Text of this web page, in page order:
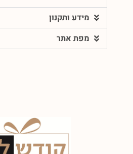
מידע ותקנון
מפת אתר